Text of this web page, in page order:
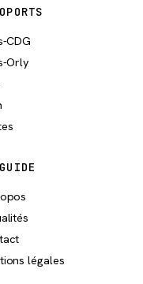
CDG
Orly
légales